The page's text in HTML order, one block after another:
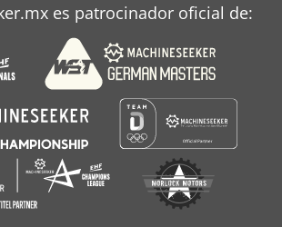
es patrocinador oficial de: